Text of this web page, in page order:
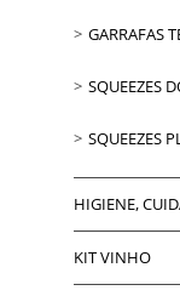
GARRAFAS
SQUEEZES
SQUEEZES
HIGIENE,
KIT VINHO